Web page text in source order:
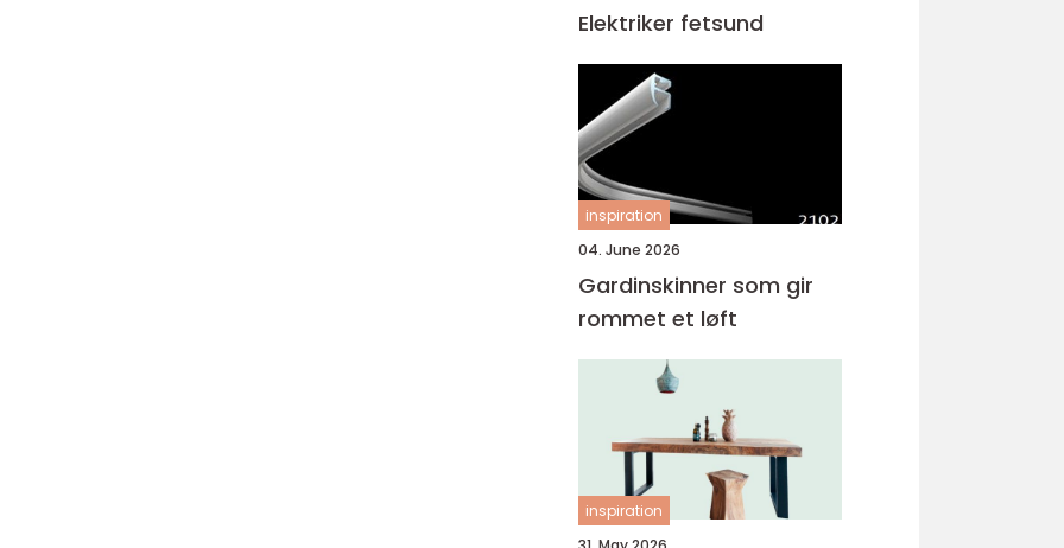
Elektriker fetsund
inspiration
04. June 2026
Gardinskinner som gir
rommet et løft
inspiration